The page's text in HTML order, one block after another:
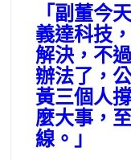
「副董今
義達科技
解決，不
辦法了，
黃三個人
麼大事，
線。」